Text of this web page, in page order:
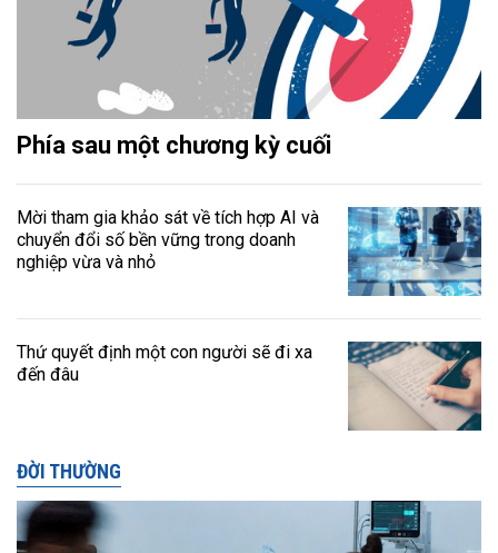
Phía sau một chương kỳ cuối
Mời tham gia khảo sát về tích hợp AI và
chuyển đổi số bền vững trong doanh
nghiệp vừa và nhỏ
Thứ quyết định một con người sẽ đi xa
đến đâu
ĐỜI THƯỜNG